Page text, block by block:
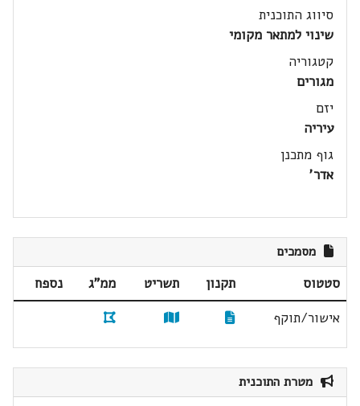
סיווג התוכנית
שינוי למתאר מקומי
קטגוריה
מגורים
יזם
עיריה
גוף מתכנן
אדר'
מסמכים
סטטוס תקנון תשריט ממ"ג
נספח
אישור/תוקף
מטרת התוכנית